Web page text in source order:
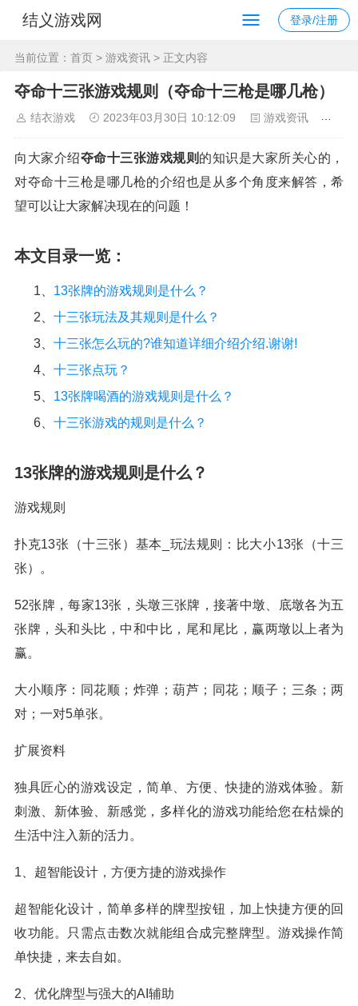
结义游戏网 登录/注册
当前位置： 首页 > 游戏资讯 > 正文内容
夺命十三张游戏规则（夺命十三枪是哪几枪）
结衣游戏 2023年03月30日 10:12:09 游戏资讯
向大家介绍夺命十三张游戏规则 的知识是大家所关心的，
对夺命十三枪是哪几枪的介绍也是从多个角度来解答，希
望可以让大家解决现在的问题！
本文目录一览：
1、 13张牌的游戏规则是什么？
2、 十三张玩法及其规则是什么？
3、 十三张怎么玩的?谁知道详细介绍介绍.谢谢!
4、 十三张点玩？
5、 13张牌喝酒的游戏规则是什么？
6、 十三张游戏的规则是什么？
13张牌的游戏规则是什么？
游戏规则
扑克13张（十三张）基本_玩法规则：比大小13张（十三
张）。
52张牌，每家13张，头墩三张牌，接著中墩、底墩各为五
张牌，头和头比，中和中比，尾和尾比，赢两墩以上者为
赢。
大小顺序：同花顺；炸弹；葫芦；同花；顺子；三条；两
对；一对5单张。
扩展资料
独具匠心的游戏设定，简单、方便、快捷的游戏体验。新
刺激、新体验、新感觉，多样化的游戏功能给您在枯燥的
生活中注入新的活力。
1、超智能设计，方便方捷的游戏操作
超智能化设计，简单多样的牌型按钮，加上快捷方便的回
收功能。只需点击数次就能组合成完整牌型。游戏操作简
单快捷，来去自如。
2、优化牌型与强大的AI辅助